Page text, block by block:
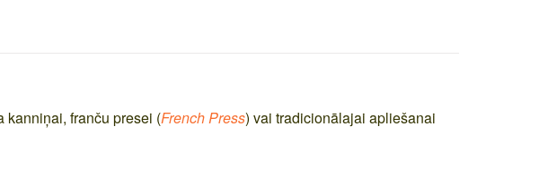
franču presei (French Press) vai tradicionālajai apliešanai